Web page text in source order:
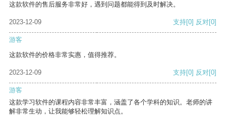
这款软件的售后服务非常好，遇到问题都能得到及时解决。
2023-12-09 支持[0] 反对[0]
游客
这款软件的价格非常实惠，值得推荐。
2023-12-09 支持[0] 反对[0]
游客
这款学习软件的课程内容非常丰富，涵盖了各个学科的知识。老师的讲
解非常生动，让我能够轻松理解知识点。